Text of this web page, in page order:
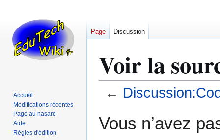
Voir la
←
àà
Vous n’avez
Page Discussion
Accueil
Modifications récentes
Page au hasard
Aide
Règles d'édition